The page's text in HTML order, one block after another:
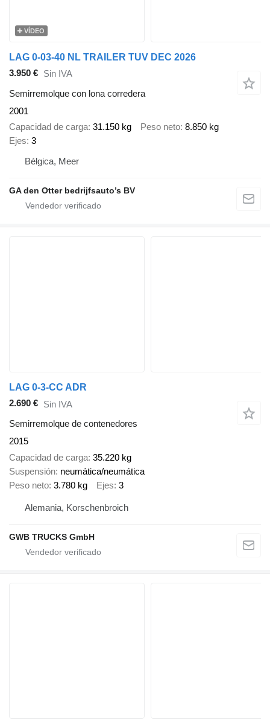
VÍDEO
LAG 0-03-40 NL TRAILER TUV DEC 2026
3.950 € Sin IVA
Semirremolque con lona corredera
2001
Capacidad de carga 31.150 kg Peso neto 8.850 kg
Ejes 3
Bélgica, Meer
GA den Otter bedrijfsauto’s BV
LAG 0-3-CC ADR
2.690 € Sin IVA
Semirremolque de contenedores
2015
Capacidad de carga 35.220 kg
Suspensión neumática/neumática
Peso neto 3.780 kg Ejes 3
Alemania, Korschenbroich
GWB TRUCKS GmbH